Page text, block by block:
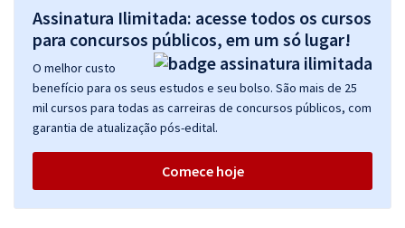
Assinatura Ilimitada: acesse todos os cursos
para concursos públicos, em um só lugar!
O melhor custo
benefício para os seus estudos e seu bolso. São mais de 25
mil cursos para todas as carreiras de concursos públicos, com
garantia de atualização pós-edital.
Comece hoje